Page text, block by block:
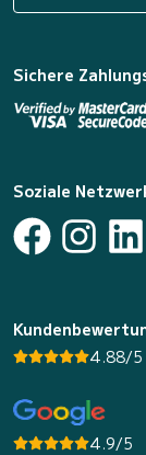
Sichere
Soziale
4.88/5
4.9/5